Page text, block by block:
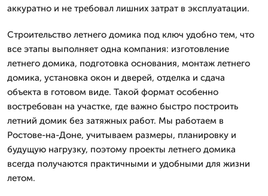
аккуратно и не требовал лишних затрат в эксплуатации.
Строительство летнего домика под ключ удобно тем, что
все этапы выполняет одна компания: изготовление
летнего домика, подготовка основания, монтаж летнего
домика, установка окон и дверей, отделка и сдача
объекта в готовом виде. Такой формат особенно
востребован на участке, где важно быстро построить
летний домик без затяжных работ. Мы работаем в
Ростове-на-Доне, учитываем размеры, планировку и
будущую нагрузку, поэтому проекты летнего домика
всегда получаются практичными и удобными для жизни
летом.